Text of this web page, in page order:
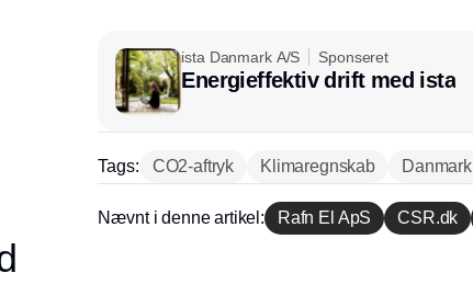
ista Danmark A/S Sponseret
Energieffektiv drift med ista
Tags: CO2-aftryk Klimaregnskab Danmark
Nævnt i denne artikel: Rafn El ApS CSR.dk